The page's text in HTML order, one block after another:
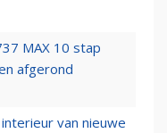
MAX 10 stap
afgerond
van nieuwe